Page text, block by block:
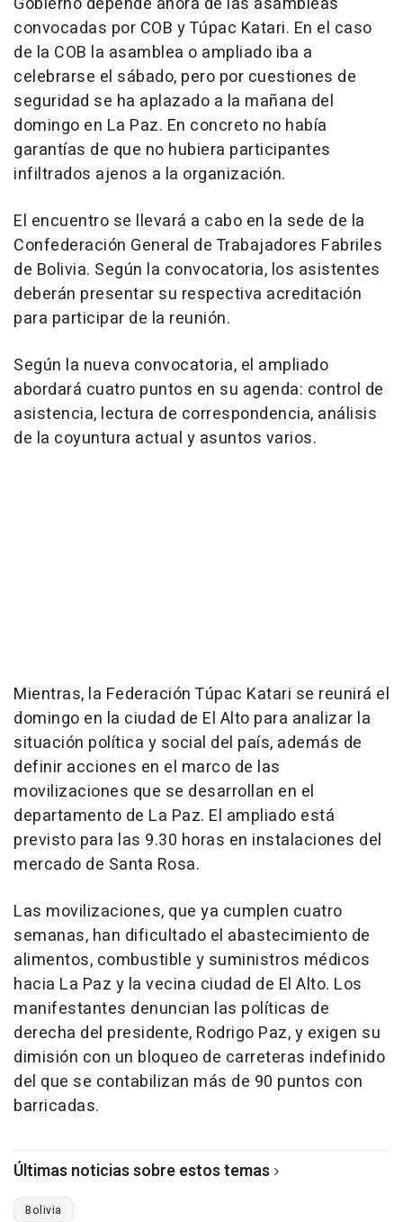
convocadas por COB y Túpac Katari. En el caso
de la COB la asamblea o ampliado iba a
celebrarse el sábado, pero por cuestiones de
seguridad se ha aplazado a la mañana del
domingo en La Paz. En concreto no había
garantías de que no hubiera participantes
infiltrados ajenos a la organización.
El encuentro se llevará a cabo en la sede de la
Confederación General de Trabajadores Fabriles
de Bolivia. Según la convocatoria, los asistentes
deberán presentar su respectiva acreditación
para participar de la reunión.
Según la nueva convocatoria, el ampliado
abordará cuatro puntos en su agenda: control de
asistencia, lectura de correspondencia, análisis
de la coyuntura actual y asuntos varios.
Mientras, la Federación Túpac Katari se reunirá el
domingo en la ciudad de El Alto para analizar la
situación política y social del país, además de
definir acciones en el marco de las
movilizaciones que se desarrollan en el
departamento de La Paz. El ampliado está
previsto para las 9.30 horas en instalaciones del
mercado de Santa Rosa.
Las movilizaciones, que ya cumplen cuatro
semanas, han dificultado el abastecimiento de
alimentos, combustible y suministros médicos
hacia La Paz y la vecina ciudad de El Alto. Los
manifestantes denuncian las políticas de
derecha del presidente, Rodrigo Paz, y exigen su
dimisión con un bloqueo de carreteras indefinido
del que se contabilizan más de 90 puntos con
barricadas.
Últimas noticias sobre estos temas
Bolivia